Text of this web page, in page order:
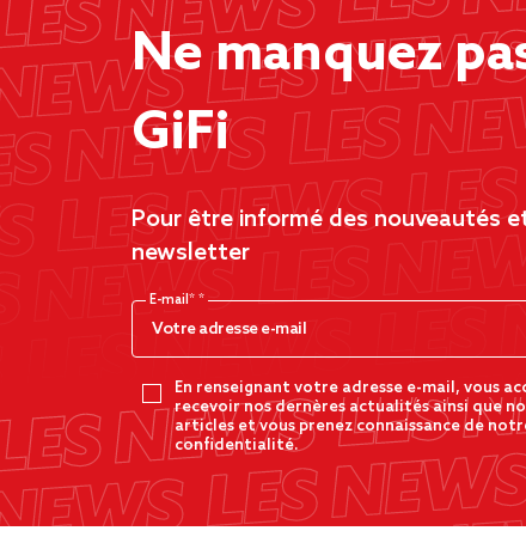
Ne manquez
GiFi
Pour être informé des nouveautés
newsletter
E-mail*
En renseignant votre adresse e-mail, vous
recevoir nos dernères actualités ainsi que
articles et vous prenez connaissance de
confidentialité.